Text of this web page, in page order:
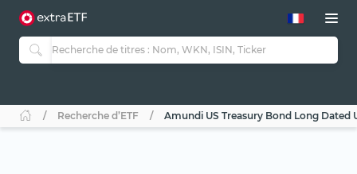
Recherche d’ETF Amundi US Treasury Bond Long Dated